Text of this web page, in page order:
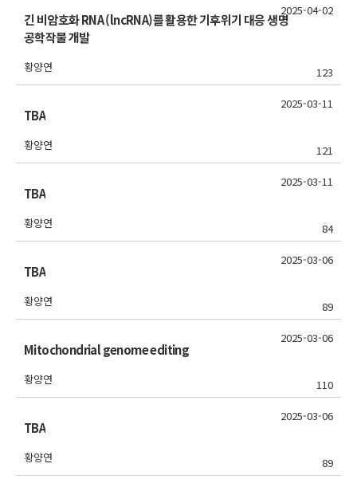
긴 비암호화 RNA (lncRNA)를 활용한 기후위기 대응 생명
공학작물 개발
황양연 123
2025-04-02
TBA
황양연 121
2025-03-11
TBA
황양연 84
2025-03-11
TBA
황양연 89
2025-03-06
Mitochondrial genome editing
황양연 110
2025-03-06
TBA
황양연 89
2025-03-06